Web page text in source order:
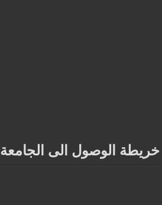
خريطة الوصول الى الجامعة